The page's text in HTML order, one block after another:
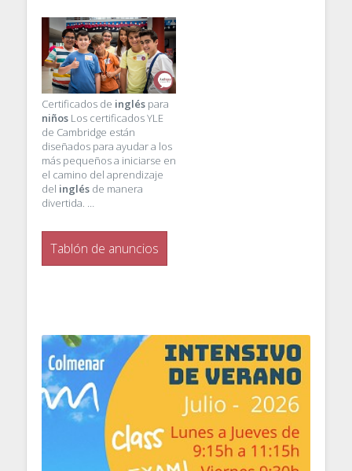
Certificados de inglés para
niños Los certificados YLE
de Cambridge están
diseñados para ayudar a los
más pequeños a iniciarse en
el camino del aprendizaje
del inglés de manera
divertida. …
Tablón de anuncios